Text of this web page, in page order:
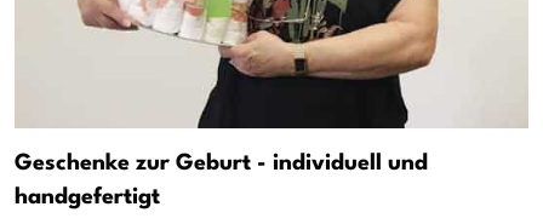
Geschenke zur Geburt - individuell und
handgefertigt